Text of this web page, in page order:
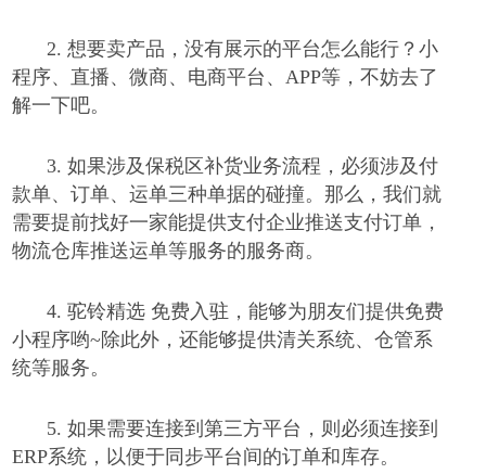
2.想要卖产品，没有展示的平台怎么能行？小
程序、直播、微商、电商平台、 APP等，不妨去了
解一下吧。
3.如果涉及保税区补货业务流程，必须涉及付
款单、订单、运单三种单据的碰撞。那么，我们就
需要提前找好一家能提供支付企业推送支付订单，
物流仓库推送运单等服务的服务商。
4.驼铃精选 免费入驻，能够为朋友们提供免费
小程序哟~除此外，还能够提供清关系统、仓管系
统等服务。
5.如果需要连接到第三方平台，则必须连接到
ERP系统，以便于同步平台间的订单和库存。